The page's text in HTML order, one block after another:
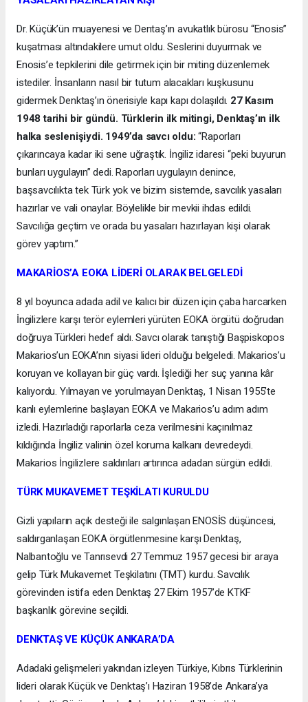
Dr. Küçük’ün muayenesi ve Dentaş’ın avukatlık bürosu “Enosis”
kuşatması altındakilere umut oldu. Seslerini duyurmak ve
Enosis’e tepkilerini dile getirmek için bir miting düzenlemek
istediler. İnsanların nasıl bir tutum alacakları kuşkusunu
gidermek Denktaş’ın önerisiyle kapı kapı dolaşıldı. 27 Kasım
1948 tarihi bir gündü. Türklerin ilk mitingi, Denktaş’ın ilk
halka seslenişiydi. 1949’da savcı oldu:“Raporları
çıkarıncaya kadar iki sene uğraştık. İngiliz idaresi “peki buyurun
bunları uygulayın” dedi. Raporları uygulayın denince,
başsavcılıkta tek Türk yok ve bizim sistemde, savcılık yasaları
hazırlar ve vali onaylar. Böylelikle bir mevkii ihdas edildi.
Savcılığa geçtim ve orada bu yasaları hazırlayan kişi olarak
görev yaptım.”
MAKARİOS’A EOKA LİDERİ OLARAK BELGELEDİ
8 yıl boyunca adada adil ve kalıcı bir düzen için çaba harcarken
İngilizlere karşı terör eylemleri yürüten EOKA örgütü doğrudan
doğruya Türkleri hedef aldı. Savcı olarak tanıştığı Başpiskopos
Makarios’un EOKA’nın siyasi lideri olduğu belgeledi. Makarios’u
koruyan ve kollayan bir güç vardı. İşlediği her suç yanına kâr
kalıyordu. Yılmayan ve yorulmayan Denktaş, 1 Nisan 1955’te
kanlı eylemlerine başlayan EOKA ve Makarios’u adım adım
izledi. Hazırladığı raporlarla ceza verilmesini kaçınılmaz
kıldığında İngiliz valinin özel koruma kalkanı devredeydi.
Makarios İngilizlere saldırıları artırınca adadan sürgün edildi.
TÜRK MUKAVEMET TEŞKİLATI KURULDU
Gizli yapıların açık desteği ile salgınlaşan ENOSİS düşüncesi,
saldırganlaşan EOKA örgütlenmesine karşı Denktaş,
Nalbantoğlu ve Tanrısevdi 27 Temmuz 1957 gecesi bir araya
gelip Türk Mukavemet Teşkilatını (TMT) kurdu. Savcılık
görevinden istifa eden Denktaş 27 Ekim 1957’de KTKF
başkanlık görevine seçildi.
DENKTAŞ VE KÜÇÜK ANKARA’DA
Adadaki gelişmeleri yakından izleyen Türkiye, Kıbrıs Türklerinin
lideri olarak Küçük ve Denktaş’ı Haziran 1958’de Ankara’ya